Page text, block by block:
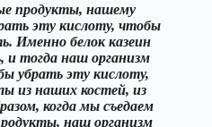
продукты, нашему
эту кислоту, чтобы
Именно белок казеин
и тогда наш организм
убрать эту кислоту,
из наших костей, из
когда мы съедаем
наш организм